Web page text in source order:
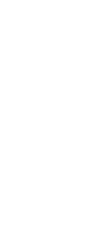
Los nombres
La delegación
nombres y
delegación más
Ignacio Romaní
Auxiliadora
Por parte del
Sidonia), Rocío
La izquierda
Ignacio
oficialmente en
acompañado de
que debutan en
lo ocupará de